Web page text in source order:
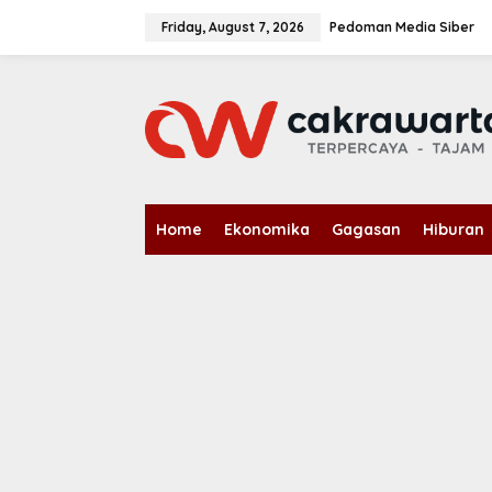
Friday, August 7, 2026 Pedoman Media Siber
Home Ekonomika Gagasan Hiburan